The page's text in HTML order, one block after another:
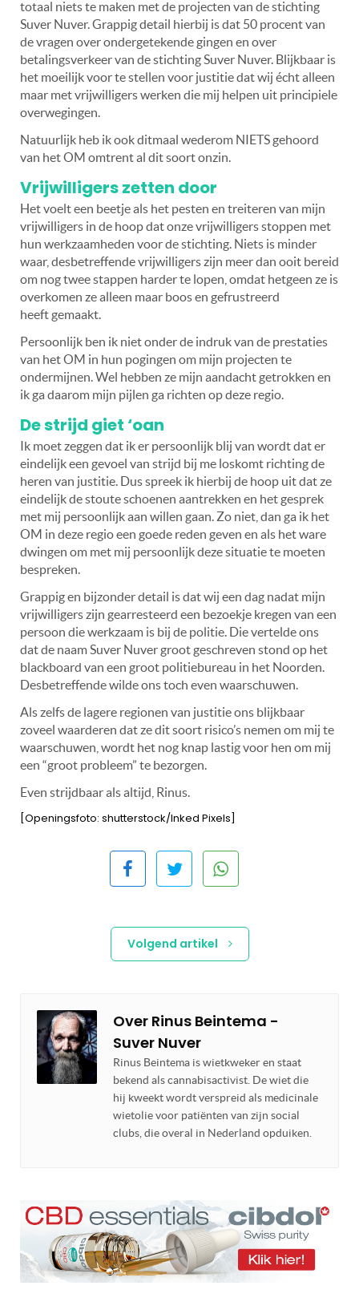
totaal niets te maken met de projecten van de stichting
Suver Nuver. Grappig detail hierbij is dat 50 procent van
de vragen over ondergetekende gingen en over
betalingsverkeer van de stichting Suver Nuver. Blijkbaar is
het moeilijk voor te stellen voor justitie dat wij écht alleen
maar met vrijwilligers werken die mij helpen uit principiele
overwegingen.
Natuurlijk heb ik ook ditmaal wederom NIETS gehoord
van het OM omtrent al dit soort onzin.
Vrijwilligers zetten door
Het voelt een beetje als het pesten en treiteren van mijn
vrijwilligers in de hoop dat onze vrijwilligers stoppen met
hun werkzaamheden voor de stichting. Niets is minder
waar, desbetreffende vrijwilligers zijn meer dan ooit bereid
om nog twee stappen harder te lopen, omdat hetgeen ze is
overkomen ze alleen maar boos en gefrustreerd
heeft gemaakt.
Persoonlijk ben ik niet onder de indruk van de prestaties
van het OM in hun pogingen om mijn projecten te
ondermijnen. Wel hebben ze mijn aandacht getrokken en
ik ga daarom mijn pijlen ga richten op deze regio.
De strijd giet ‘oan
Ik moet zeggen dat ik er persoonlijk blij van wordt dat er
eindelijk een gevoel van strijd bij me loskomt richting de
heren van justitie. Dus spreek ik hierbij de hoop uit dat ze
eindelijk de stoute schoenen aantrekken en het gesprek
met mij persoonlijk aan willen gaan. Zo niet, dan ga ik het
OM in deze regio een goede reden geven en als het ware
dwingen om met mij persoonlijk deze situatie te moeten
bespreken.
Grappig en bijzonder detail is dat wij een dag nadat mijn
vrijwilligers zijn gearresteerd een bezoekje kregen van een
persoon die werkzaam is bij de politie. Die vertelde ons
dat de naam Suver Nuver groot geschreven stond op het
blackboard van een groot politiebureau in het Noorden.
Desbetreffende wilde ons toch even waarschuwen.
Als zelfs de lagere regionen van justitie ons blijkbaar
zoveel waarderen dat ze dit soort risico’s nemen om mij te
waarschuwen, wordt het nog knap lastig voor hen om mij
een “groot probleem” te bezorgen.
Even strijdbaar als altijd, Rinus.
[Openingsfoto: shutterstock/Inked Pixels]
Volgend artikel
Over Rinus Beintema -
Suver Nuver
Rinus Beintema is wietkweker en staat
bekend als cannabisactivist. De wiet die
hij kweekt wordt verspreid als medicinale
wietolie voor patiënten van zijn social
clubs, die overal in Nederland opduiken.